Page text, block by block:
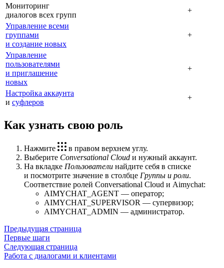
Мониторинг
диалогов всех групп
+
Управление всеми
группами
и создание новых
+
Управление
пользователями
и приглашение
новых
+
Настройка аккаунта
и суфлеров
+
Как узнать свою роль
Нажмите
в правом верхнем углу.
Выберите Conversational Cloud и нужный аккаунт.
На вкладке Пользователи найдите себя в списке
и посмотрите значение в столбце Группы и роли.
Соответствие ролей Conversational Cloud и Aimychat:
AIMYCHAT_AGENT — оператор;
AIMYCHAT_SUPERVISOR — супервизор;
AIMYCHAT_ADMIN — администратор.
Предыдущая страница
Первые шаги
Следующая страница
Работа с диалогами и клиентами